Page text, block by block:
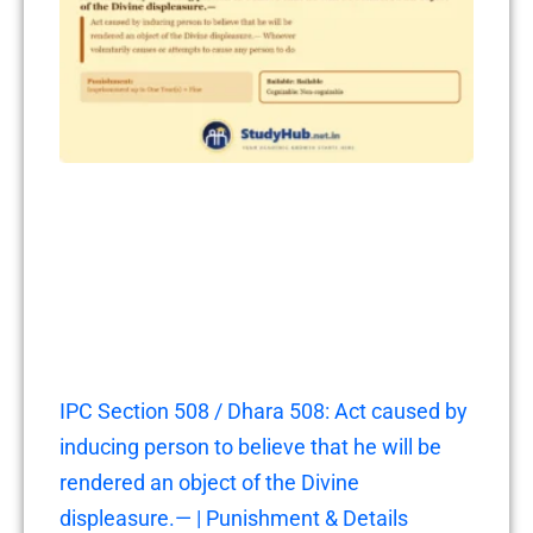
IPC Section 508 / Dhara 508: Act caused by
inducing person to believe that he will be
rendered an object of the Divine
displeasure.— | Punishment & Details